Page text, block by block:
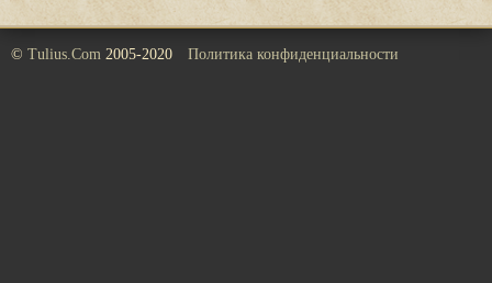
© Tulius.Com 2005-2020 Политика конфиденциальности